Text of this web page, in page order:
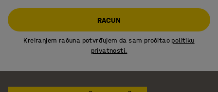
RACUN
Kreiranjem računa potvrđujem da sam pročitao politiku
privatnosti.